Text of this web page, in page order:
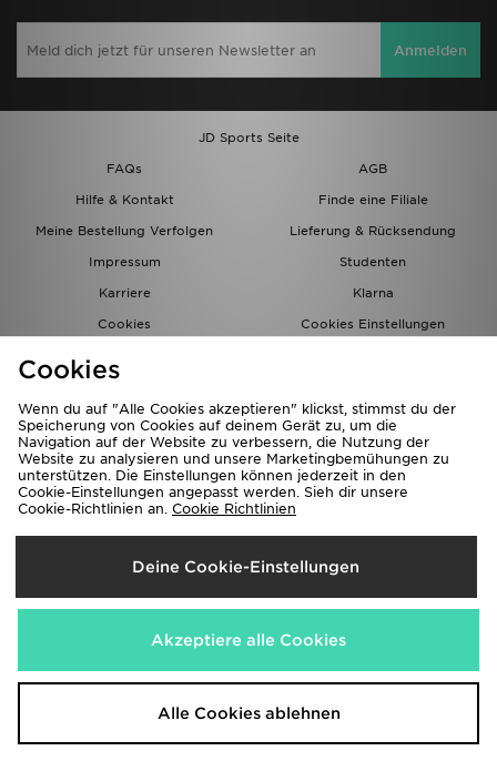
Anmelden
JD Sports Seite
FAQs
AGB
Hilfe & Kontakt
Finde eine Filiale
Meine Bestellung Verfolgen
Lieferung & Rücksendung
Impressum
Studenten
Karriere
Klarna
Cookies
Cookies Einstellungen
Lieferung Nach
Deutschland
Wir akzeptieren folgende Zahlungsmethoden
Corporate Website www.jdplc.com
Studenten
Cookies
Wenn du auf "Alle Cookies akzeptieren" klickst, stimmst du der
Speicherung von Cookies auf deinem Gerät zu, um die
Navigation auf der Website zu verbessern, die Nutzung der
Website zu analysieren und unsere Marketingbemühungen zu
unterstützen. Die Einstellungen können jederzeit in den
Cookie-Einstellungen angepasst werden. Sieh dir unsere
Cookie-Richtlinien an. Cookie Richtlinien
Deine Cookie-Einstellungen
Akzeptiere alle Cookies
Alle Cookies ablehnen